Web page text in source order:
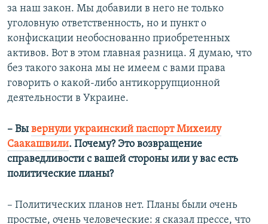
за наш закон. Мы добавили в него не только
уголовную ответственность, но и пункт о
конфискации необоснованно приобретенных
активов. Вот в этом главная разница. Я думаю, что
без такого закона мы не имеем с вами права
говорить о какой-либо антикоррупционной
деятельности в Украине.
– Вы вернули украинский паспорт Михеилу
Саакашвили. Почему? Это возвращение
справедливости с вашей стороны или у вас есть
политические планы?
– Политических планов нет. Планы были очень
простые, очень человеческие: я сказал прессе, что